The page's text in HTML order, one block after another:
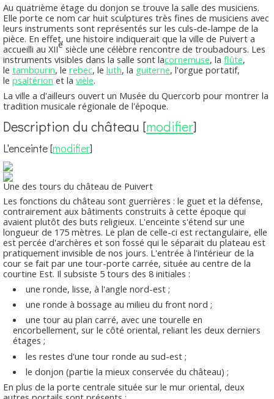
Au quatrième étage du donjon se trouve la salle des musiciens.
Elle porte ce nom car huit sculptures très fines de musiciens avec
leurs instruments sont représentés sur les culs-de-lampe de la
pièce. En effet, une histoire indiquerait que la ville de Puivert a
accueilli au XIIe siècle une célèbre rencontre de troubadours. Les
instruments visibles dans la salle sont lacornemuse, la flûte,
le tambourin, le rebec, le luth, la guiterne, l'orgue portatif,
le psaltérion et la vièle.
La ville a d'ailleurs ouvert un Musée du Quercorb pour montrer la
tradition musicale régionale de l'époque.
Description du château [modifier]
L'enceinte[modifier]
Une des tours du château de Puivert
Les fonctions du château sont guerrières : le guet et la défense,
contrairement aux bâtiments construits à cette époque qui
avaient plutôt des buts religieux. L'enceinte s'étend sur une
longueur de 175 mètres. Le plan de celle-ci est rectangulaire, elle
est percée d'archères et son fossé qui le séparait du plateau est
pratiquement invisible de nos jours. L'entrée à l'intérieur de la
cour se fait par une tour-porte carrée, située au centre de la
courtine Est. Il subsiste 5 tours des 8 initiales :
une ronde, lisse, à l'angle nord-est ;
une ronde à bossage au milieu du front nord ;
une tour au plan carré, avec une tourelle en
encorbellement, sur le côté oriental, reliant les deux derniers
étages ;
les restes d'une tour ronde au sud-est ;
le donjon (partie la mieux conservée du château) ;
En plus de la porte centrale située sur le mur oriental, deux